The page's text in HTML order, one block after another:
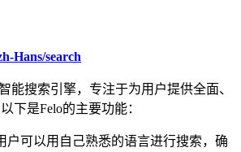
Hans/search
能搜索引擎，专注于为用户提供全面、
下是Felo的主要功能：
户可以用自己熟悉的语言进行搜索，确